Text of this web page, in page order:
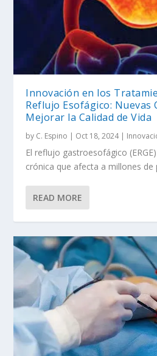
Le pregunté a mi doctor:
una ape...
Le preguntamos a un
apendicitis...
Innovación en los
Reflujo Esofágico: Nuevas
Mejorar la Calidad de Vida
by C. Espino | Oct 18, 2024|
El reflujo gastroesofágico
crónica que afecta a millones de
READ MORE